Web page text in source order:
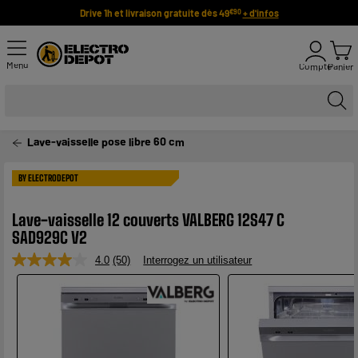
Drive 1h et livraison gratuite dès 49€90 + d'infos
Menu ComptePanier
Lave-vaisselle pose libre 60 cm
BY ELECTRODEPOT
Lave-vaisselle 12 couverts VALBERG 12S47 C
SAD929C V2
4.0 Lire
50
avis.
Lien
(50) Interrogez un utilisateur